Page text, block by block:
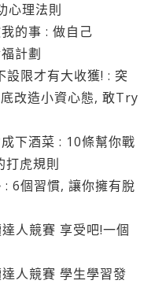
心理法則
的事 : 做自己
計劃
設限才有大收獲! : 突
改造小資心態, 敢Try
下酒菜 : 10條幫你戰
打虎規則
: 6個習慣, 讓你擁有脫
人競賽 享受吧!一個
人競賽 學生學習發